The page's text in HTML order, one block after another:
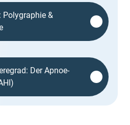
Polygraphie &
Der Apnoe-